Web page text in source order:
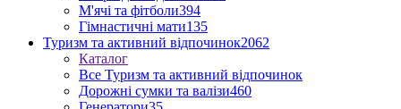
М'ячі та фітболи394
Гімнастичні мати135
Туризм та активний відпочинок2062
Каталог
Все Туризм та активний відпочинок
Дорожні сумки та валізи460